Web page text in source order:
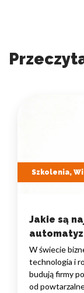
Szkolenia,
Jakie są
W świecie
technologia i
budują firmy
od